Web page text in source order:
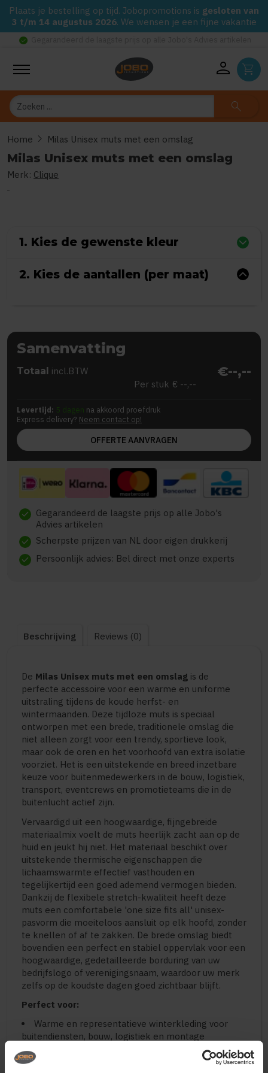
Plaats je bestelling op tijd. Jobopromotions is gesloten van
3 t/m 14 augustus 2026. We wensen je een fijne vakantie
check_circle
person shopping_cart
Zoeken search
Home chevron_right Milas Unisex muts met een omslag
Milas Unisex muts met een omslag
Merk: Clique
1. Kies de gewenste kleur
2. Kies de aantallen (per maat)
Samenvatting
Totaal incl.BTW €--,--
Per stuk € --,--
Levertijd: 5 dagen na akkoord proefdruk
Express delivery? Neem contact op!
OFFERTE AANVRAGEN
check Gegarandeerd de laagste prijs op alle Jobo's
Advies artikelen
check Scherpste prijzen van NL door eigen drukkerij
check Persoonlijk advies: Bel direct met onze experts
Beschrijving Reviews (0)
De Milas Unisex muts met een omslag is de
perfecte accessoire voor een warme en uniforme
uitstraling tijdens de koude herfst- en
wintermaanden. Deze tijdloze muts is speciaal
ontworpen met een brede, traditionele omslag die
niet alleen zorgt voor een trendy, sportieve look,
maar ook de oren en het voorhoofd van extra isolatie
voorziet. Het is een uitstekende en breed inzetbare
keuze voor buitenmedewerkers in de bouw, logistiek,
transport, eventcrews en promotieteams die in de
buitenlucht actief zijn.
Vervaardigd uit een hoogwaardige, fijngebreide
materiaalmix voelt de muts heerlijk zacht aan op de
huid en jeukt hij niet. Het materiaal beschikt over
uitstekende thermische eigenschappen die
lichaamswarmte effectief vasthouden en
tegelijkertijd een goed ademend vermogen bieden.
Dankzij de flexibele stretch-kwaliteit heeft deze
muts een comfortabele 'one size fits all' unisex-
pasvorm die moeiteloos aansluit op elk hoofd, zonder
te knellen of af te zakken. De brede omslag biedt
bovendien een perfect en stabiel oppervlak voor een
hoogwaardige, gedetailleerde borduring van uw
bedrijfslogo of verenigingsnaam, waardoor uw merk
zelfs op de koudste dagen goed zichtbaar blijft.
Perfect voor:
Warme en representatieve winterkleding voor
buitendiensten, bouw, logistiek en montage
eventcrews, wintersportverenigingen en